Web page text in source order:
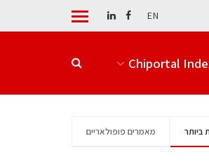
EN
Chiportal
ביותר מאמרים פופולאריים